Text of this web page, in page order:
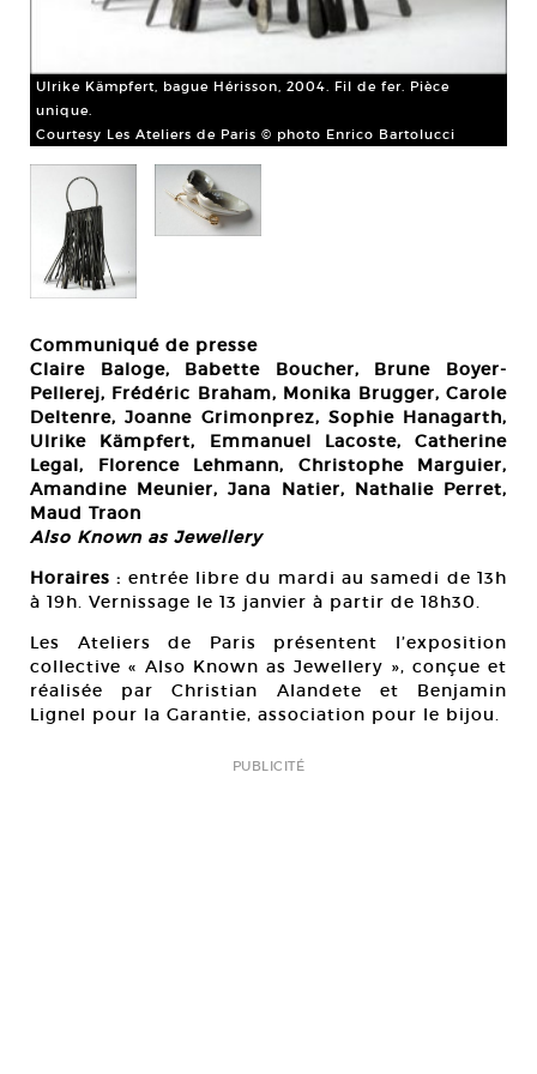
Ulrike Kämpfert, bague Hérisson, 2004. Fil de fer. Pièce
unique.
Courtesy Les Ateliers de Paris © photo Enrico Bartolucci
Communiqué de presse
Claire Baloge, Babette Boucher, Brune Boyer-
Pellerej, Frédéric Braham, Monika Brugger, Carole
Deltenre, Joanne Grimonprez, Sophie Hanagarth,
Ulrike Kämpfert, Emmanuel Lacoste, Catherine
Legal, Florence Lehmann, Christophe Marguier,
Amandine Meunier, Jana Natier, Nathalie Perret,
Maud Traon
Also Known as Jewellery
Horaires : entrée libre du mardi au samedi de 13h
à 19h. Vernissage le 13 janvier à partir de 18h30.
Les Ateliers de Paris présentent l’exposition
collective « Also Known as Jewellery », conçue et
réalisée par Christian Alandete et Benjamin
Lignel pour la Garantie, association pour le bijou.
PUBLICITÉ